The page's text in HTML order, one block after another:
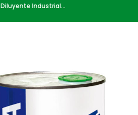
Diluyente Industrial…